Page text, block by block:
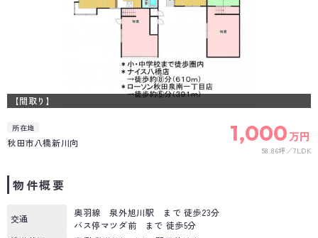
【間取り】
所在地
秋田市八橋新川向 1,000万円
58.86坪 7LDK
物件概要
交通
奥羽線 泉外旭川駅 まで 徒歩23分
バス停マツダ前 まで 徒歩5分